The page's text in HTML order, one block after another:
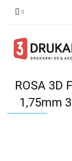
ROSA 3D
1,75mm